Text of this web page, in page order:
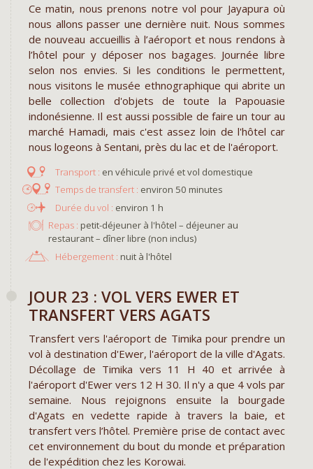
Ce matin, nous prenons notre vol pour Jayapura où
nous allons passer une dernière nuit. Nous sommes
de nouveau accueillis à l’aéroport et nous rendons à
l’hôtel pour y déposer nos bagages. Journée libre
selon nos envies. Si les conditions le permettent,
nous visitons le musée ethnographique qui abrite un
belle collection d'objets de toute la Papouasie
indonésienne. Il est aussi possible de faire un tour au
marché Hamadi, mais c'est assez loin de l'hôtel car
nous logeons à Sentani, près du lac et de l'aéroport.
en véhicule privé et vol domestique
environ 50 minutes
environ 1 h
Repas : petit-déjeuner à l'hôtel – déjeuner au
restaurant – dîner libre (non inclus)
Hébergement : nuit à l'hôtel
JOUR 23 : VOL VERS EWER ET
TRANSFERT VERS AGATS
Transfert vers l'aéroport de Timika pour prendre un
vol à destination d'Ewer, l'aéroport de la ville d'Agats.
Décollage de Timika vers 11 H 40 et arrivée à
l'aéroport d'Ewer vers 12 H 30. Il n'y a que 4 vols par
semaine. Nous rejoignons ensuite la bourgade
d'Agats en vedette rapide à travers la baie, et
transfert vers l’hôtel. Première prise de contact avec
cet environnement du bout du monde et préparation
de l'expédition chez les Korowai.